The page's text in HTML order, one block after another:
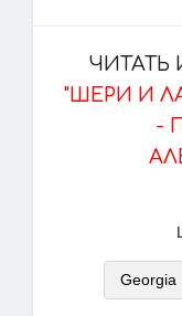
ЧИТАТЬ
"ШЕРИ И
-